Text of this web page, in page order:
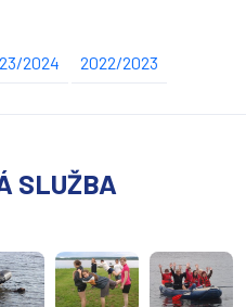
2024
2022/2023
SLUŽBA